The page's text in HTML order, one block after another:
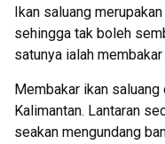
Ikan saluang
sehingga tak boleh
satunya ialah
Membakar ikan
Kalimantan. Lantaran
seakan mengundang